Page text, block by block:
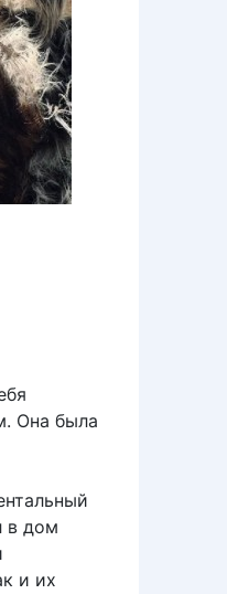
Она была
в дом
и их